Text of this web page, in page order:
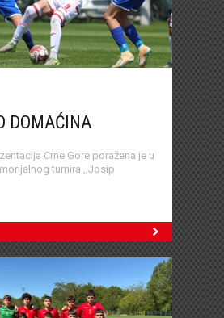
DOMAĆINA
Crne Gore poražena je u
turnira ,,Josip